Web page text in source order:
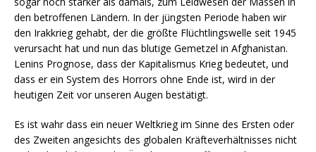
den betroffenen Ländern. In der jüngsten Periode haben wir
den Irakkrieg gehabt, der die größte Flüchtlingswelle seit 1945
verursacht hat und nun das blutige Gemetzel in Afghanistan.
Lenins Prognose, dass der Kapitalismus Krieg bedeutet, und
dass er ein System des Horrors ohne Ende ist, wird in der
heutigen Zeit vor unseren Augen bestätigt.
Es ist wahr dass ein neuer Weltkrieg im Sinne des Ersten oder
des Zweiten angesichts des globalen Kräfteverhältnisses nicht